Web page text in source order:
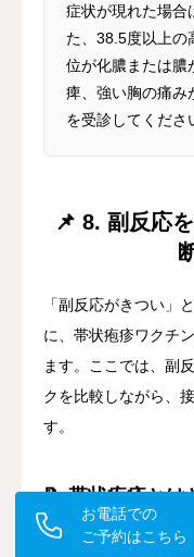
症状が現れた場合
た、38.5度以上の
位が化膿または膿
痺、強い胸の痛み
を受診してくださ
📌 8. 副反応
「副反応がきつい」
に、帯状疱疹ワクチ
ます。ここでは、副
クを比較しながら、
す。
📝 帯状疱疹とは
帯状疱疹は、体内に
お電話での
ご予約はこちら